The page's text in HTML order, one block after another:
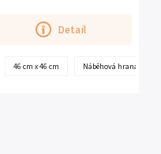
Detail
46 cm x 46 cm Náběhová hrana -